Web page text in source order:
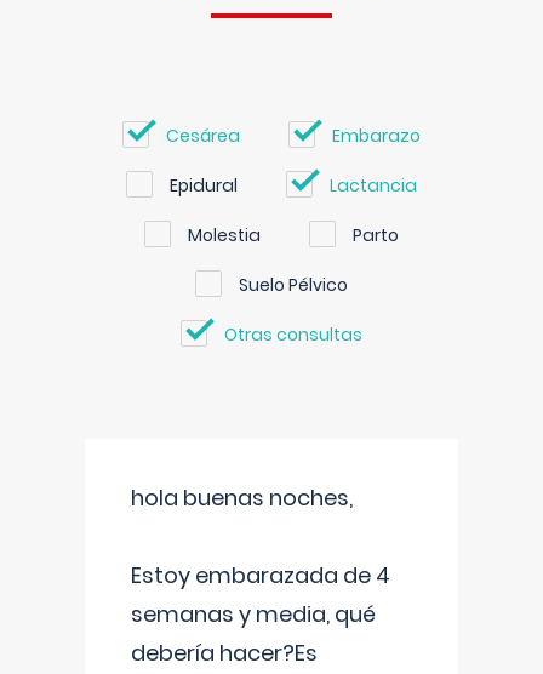
Cesárea Embarazo
Epidural Lactancia
Molestia Parto
Suelo Pélvico
Otras consultas
hola buenas noches,
Estoy embarazada de 4
semanas y media, qué
debería hacer?Es